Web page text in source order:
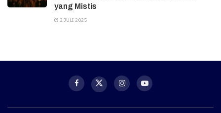
yang Mistis
2 JULI 2025